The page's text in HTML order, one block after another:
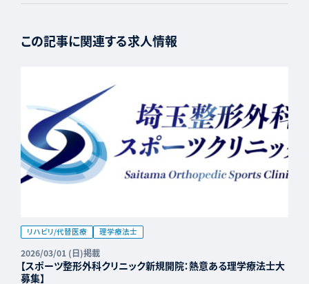
この記事に関連する求人情報
リハビリ/代替医療 理学療法士
2026/03/01 (日)掲載
【スポーツ整形外科クリニック新規開院：熱意ある理学療法士大
募集】